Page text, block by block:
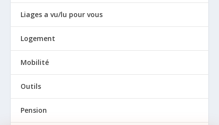
Liages a vu/lu pour vous
Logement
Mobilité
Outils
Pension